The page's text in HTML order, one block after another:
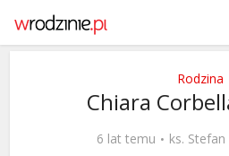
Rodzina
Chiara
6 lat temu ks.